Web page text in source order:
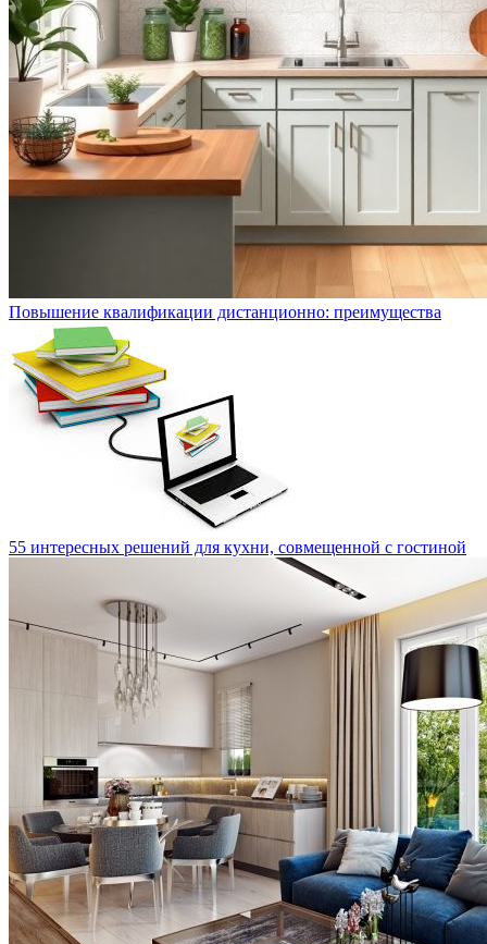
Повышение квалификации дистанционно: преимущества
55 интересных решений для кухни, совмещенной с гостиной